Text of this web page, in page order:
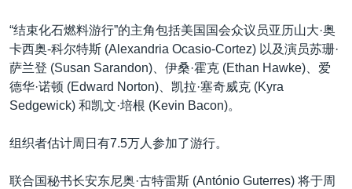
“结束化石燃料游行”的主角包括美国国会众议员亚历山大·奥
卡西奥-科尔特斯 (Alexandria Ocasio-Cortez) 以及演员苏珊·
萨兰登 (Susan Sarandon)、伊桑·霍克 (Ethan Hawke)、爱
德华·诺顿 (Edward Norton)、凯拉·塞奇威克 (Kyra
Sedgewick) 和凯文·培根 (Kevin Bacon)。
组织者估计周日有7.5万人参加了游行。
联合国秘书长安东尼奥·古特雷斯 (António Guterres) 将于周